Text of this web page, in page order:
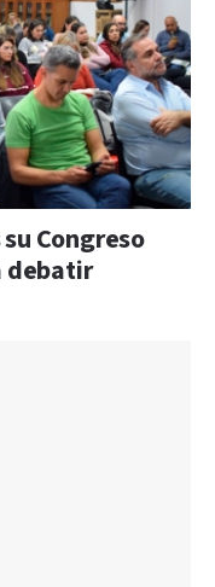
Congreso
debatir